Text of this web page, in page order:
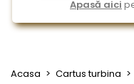
Apasă aici
Acasa Cartus turbina